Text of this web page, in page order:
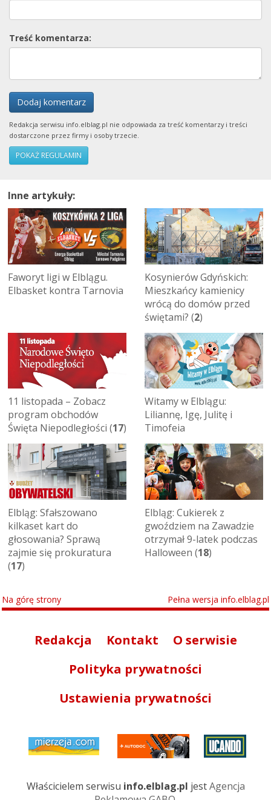
Treść komentarza:
Dodaj komentarz
Redakcja serwisu info.elblag.pl nie odpowiada za treść komentarzy i treści
dostarczone przez firmy i osoby trzecie.
POKAŻ REGULAMIN
Inne artykuły:
Faworyt ligi w Elblągu.
Elbasket kontra Tarnovia
Kosynierów Gdyńskich:
Mieszkańcy kamienicy
wrócą do domów przed
świętami? (2)
11 listopada – Zobacz
program obchodów
Święta Niepodległości (17)
Witamy w Elblągu:
Liliannę, Igę, Julitę i
Timofeia
Elbląg: Sfałszowano
kilkaset kart do
głosowania? Sprawą
zajmie się prokuratura
(17)
Elbląg: Cukierek z
gwoździem na Zawadzie
otrzymał 9-latek podczas
Halloween (18)
Na górę strony Pełna wersja info.elblag.pl
Redakcja Kontakt
O serwisie
Polityka prywatności
Ustawienia prywatności
Właścicielem serwisu info.elblag.pl jestAgencja